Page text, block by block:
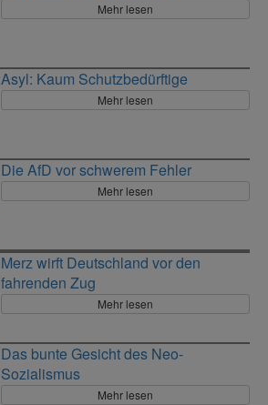
Mehr lesen
Asyl: Kaum Schutzbedürftige
Mehr lesen
Die AfD vor schwerem Fehler
Mehr lesen
Merz wirft Deutschland vor den
fahrenden Zug
Mehr lesen
Das bunte Gesicht des Neo-
Sozialismus
Mehr lesen